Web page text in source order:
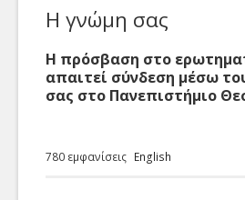
eΓραμματεία
e'Εγγραφα
eΣυνεδρίαση
Γενικά
ταξινομημένα ανά
Υποστήριξη/eΑιτήσεις
Γενική αίτηση προς την
Η Υπηρεσία μας
Epikoinonia
Η γνώμη σας
Η πρόσβαση στο
απαιτεί σύνδεση μέσω
σας στο Πανεπιστήμιο
780 εμφανίσεις English